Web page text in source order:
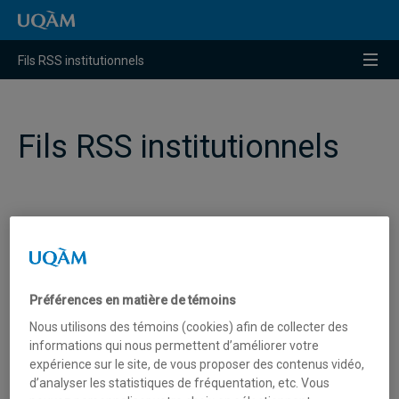
Raccourci vers le contenu
Raccourci vers le menu principal
Raccourci vers la recherche
Fils RSS institutionnels
Fils RSS institutionnels
Vidéos d’UQAM.tv
Préférences en matière de témoins
Nous utilisons des témoins (cookies) afin de collecter des
informations qui nous permettent d’améliorer votre
expérience sur le site, de vous proposer des contenus vidéo,
d’analyser les statistiques de fréquentation, etc. Vous